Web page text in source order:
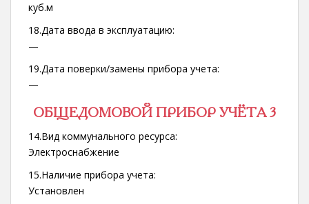
куб.м
18.Дата ввода в эксплуатацию:
—
19.Дата поверки/замены прибора учета:
—
ОБЩЕДОМОВОЙ ПРИБОР УЧЁТА 3
14.Вид коммунального ресурса:
Электроснабжение
15.Наличие прибора учета:
Установлен